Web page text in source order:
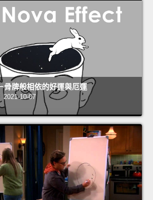
骨牌般相依的好運與厄運
2021-10-07